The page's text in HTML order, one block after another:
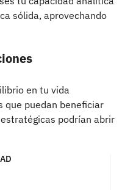
sólida, aprovechando
en tu vida
que puedan beneficiar
podrían abrir